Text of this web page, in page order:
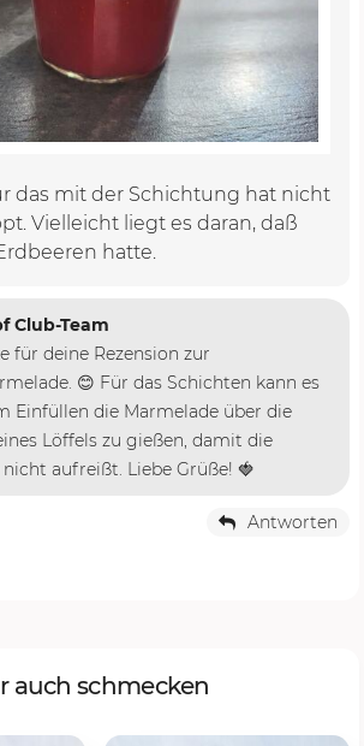
das mit der Schichtung hat nicht
Vielleicht liegt es daran, daß
hatte.
Club-Team
für deine Rezension zur
😊 Für das Schichten kann es
Einfüllen die Marmelade über die
Löffels zu gießen, damit die
aufreißt. Liebe Grüße! 🍓
Antworten
auch schmecken